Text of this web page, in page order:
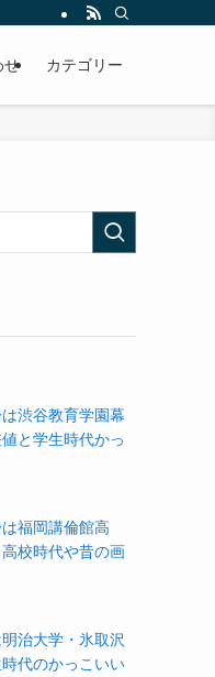
す。
せ カテゴリー
渋谷教育学園幕
と学生時代かっ
福岡講倫館高
校時代や昔の画
治大学・氷取沢
代のかっこいい